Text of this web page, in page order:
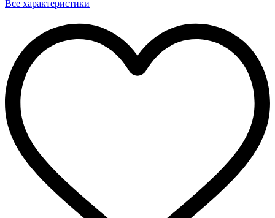
Все характеристики